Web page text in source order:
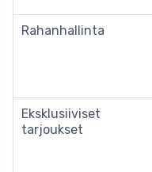
Rahanhallinta
Eksklusiiviset
tarjoukset